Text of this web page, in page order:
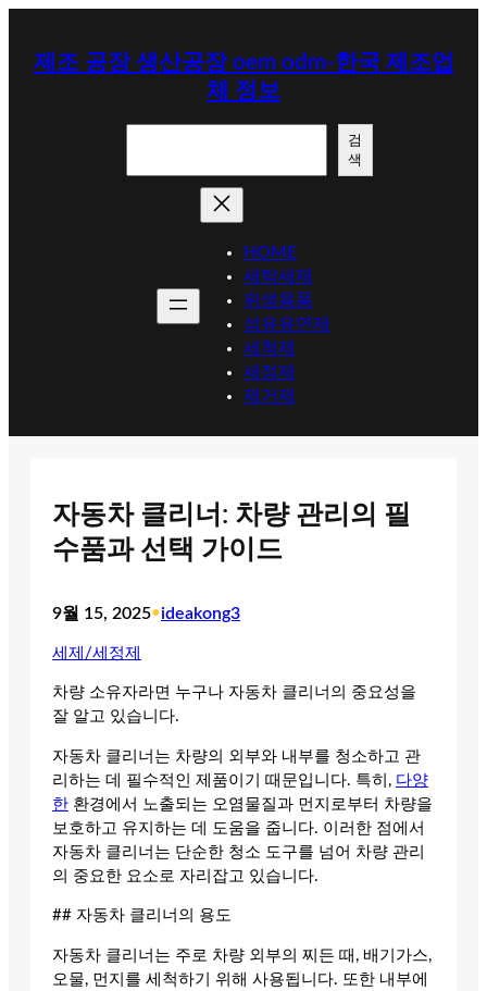
제조 공장 생산공장 oem odm-한국 제조업
체 정보
검
색
HOME
세탁세제
위생용품
섬유유연제
세척제
세정제
제거제
자동차 클리너: 차량 관리의 필
수품과 선택 가이드
9월 15, 2025•ideakong3
세제/세정제
차량 소유자라면 누구나 자동차 클리너의 중요성을
잘 알고 있습니다.
자동차 클리너는 차량의 외부와 내부를 청소하고 관
리하는 데 필수적인 제품이기 때문입니다. 특히, 다양
한 환경에서 노출되는 오염물질과 먼지로부터 차량을
보호하고 유지하는 데 도움을 줍니다. 이러한 점에서
자동차 클리너는 단순한 청소 도구를 넘어 차량 관리
의 중요한 요소로 자리잡고 있습니다.
## 자동차 클리너의 용도
자동차 클리너는 주로 차량 외부의 찌든 때, 배기가스,
오물, 먼지를 세척하기 위해 사용됩니다. 또한 내부에